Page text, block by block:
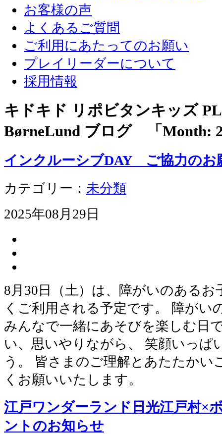
お客様の声
よくあるご質問
ご利用にあたってのお願い
プレイリーダーについて
採用情報
キドキド リポビタンキッズ
BørneLund ブログ 「Month:
インクルーシブDAY ご協力のお
カテゴリー： 未分類
2025年08月29日
8月30日（土）は、障がいのある
くご利用される予定です。 障がい
みんなで一緒にあそびを楽しむ日
い、思いやりながら、 笑顔いっぱ
う。 皆さまのご理解とあたたかい
くお願いいたします。
江戸ワンダーランド日光江戸村×
ントのお知らせ